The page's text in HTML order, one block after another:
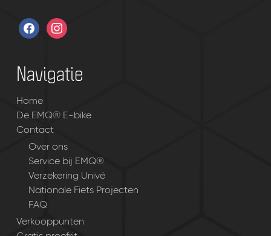
facebookinstagram
Navigatie
Home
De EMQ® E-bike
Contact
Over ons
Service bij EMQ®
Verzekering Univé
Nationale Fiets Projecten
FAQ
Verkooppunten